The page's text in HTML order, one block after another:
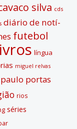
silva cds
diário de notí­
futebol
lí­ngua
miguel relvas
paulo portas
rios
séries